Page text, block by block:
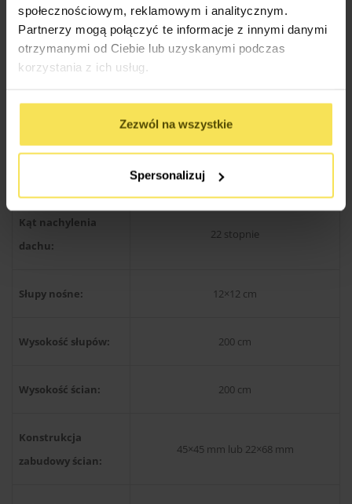
społecznościowym, reklamowym i analitycznym.
Partnerzy mogą połączyć te informacje z innymi danymi
otrzymanymi od Ciebie lub uzyskanymi podczas
korzystania z ich usług.
Zezwól na wszystkie
Spersonalizuj
Rodzaj materiału:
Drewno produkcji skandynawskiej
świerkowe / sosnowe
Konstrukcja dachu: Kantówka 38×89 mm
Wysokość w
Kąt nachylenia
dachu:
22 stopnie
Słupy nośne: 12×12 cm
Wysokość słupów: 200 cm
Wysokość ścian: 200 cm
Konstrukcja
zabudowy ścian:
45×45 mm lub 22×68 mm